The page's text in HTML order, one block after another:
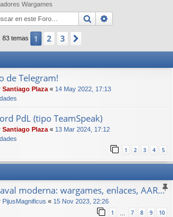
Wargames
Buscar
83 temas 1 2 3
de Telegram!
Santiago Plaza « 14 May 2022, 17:13
PdL (tipo TeamSpeak)
Santiago Plaza « 13 Mar 2024, 17:12
1 2 3 4 5
moderna: wargames, enlaces, AAR...
PijusMagnificus « 15 Nov 2023, 22:26
1 7 8 9 10